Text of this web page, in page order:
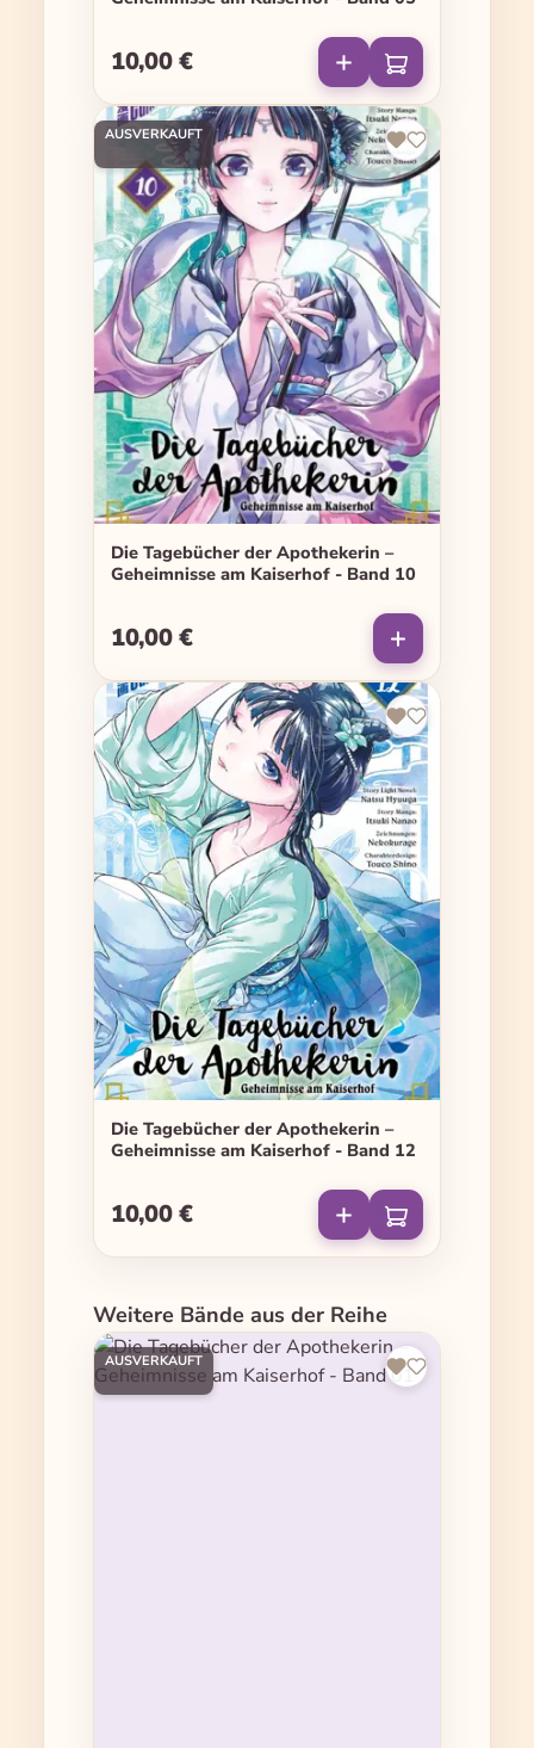
Regulärer Preis:
10,00 €
AUSVERKAUFT
Die Tagebücher der Apothekerin –
Geheimnisse am Kaiserhof - Band 10
Regulärer Preis:
10,00 €
Die Tagebücher der Apothekerin –
Geheimnisse am Kaiserhof - Band 12
Regulärer Preis:
10,00 €
Produktgalerie überspringen
Weitere Bände aus der Reihe
AUSVERKAUFT